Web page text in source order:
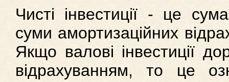
Чисті інвестиції - це
суми амортизаційних
Якщо валові інвестиції
відрахуванням, то це